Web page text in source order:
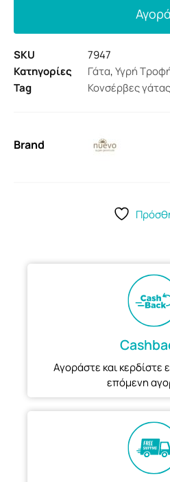
Αγορά
SKU
7947
Κατηγορίες
Γάτα,Υγρή
Tag
Κονσέρβες γάτας
Brand
Αγοράστε και κερδίστε
επόμενη